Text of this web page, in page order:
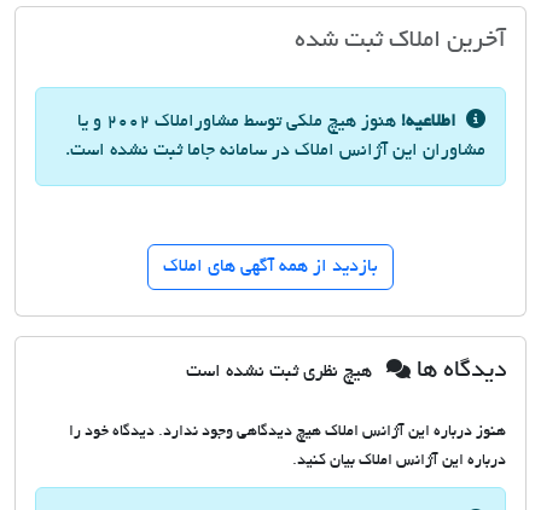
آخرین املاک ثبت شده
اطلاعیه!
هنوز هیچ ملکی توسط مشاوراملاک 2002 و یا
مشاوران این آژانس املاک در سامانه جاما ثبت نشده است.
بازدید از همه آگهی های املاک
دیدگاه ها هیچ نظری ثبت نشده است
هنوز درباره این آژانس املاک هیچ دیدگاهی وجود ندارد. دیدگاه خود را
درباره این آژانس املاک بیان کنید.